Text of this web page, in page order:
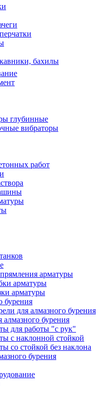
бахилы
глубинные
вибраторы
работ
арматуры
арматуры
арматуры
бурения
для алмазного бурения
бурения
для работы "с рук"
с наклонной стойкой
со стойкой без наклона
бурения